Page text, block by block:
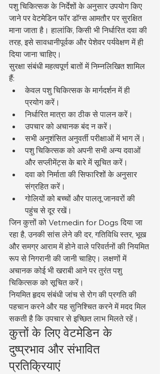
पशु चिकित्सक के निर्देशों के अनुसार उपयोग किए
जाने पर वेटमेडिन फॉर डॉग्स आमतौर पर सुरक्षित
माना जाता है। हालांकि, किसी भी निर्धारित दवा की
तरह, इसे सावधानीपूर्वक और पेशेवर पर्यवेक्षण में ही
दिया जाना चाहिए।
सुरक्षा संबंधी महत्वपूर्ण बातों में निम्नलिखित शामिल
हैं:
केवल पशु चिकित्सक के मार्गदर्शन में ही
प्रयोग करें।
निर्धारित मात्रा का ठीक से पालन करें।
उपचार को अचानक बंद न करें।
सभी अनुशंसित अनुवर्ती परीक्षाओं में भाग लें।
पशु चिकित्सक को अपनी सभी अन्य दवाओं
और सप्लीमेंट्स के बारे में सूचित करें।
दवा को निर्माता की सिफारिशों के अनुसार
संग्रहित करें।
गोलियों को बच्चों और पालतू जानवरों की
पहुंच से दूर रखें।
जिन कुत्तों को Vetmedin for Dogs दिया जा
रहा है, उनकी सांस लेने की दर, गतिविधि स्तर, भूख
और समग्र आराम में होने वाले परिवर्तनों की नियमित
रूप से निगरानी की जानी चाहिए। लक्षणों में
अचानक कोई भी खराबी आने पर तुरंत पशु
चिकित्सक को सूचित करें।
नियमित हृदय संबंधी जांच से रोग की प्रगति की
पहचान करने और यह सुनिश्चित करने में मदद मिल
सकती है कि उपचार से इच्छित लाभ मिलते रहें।
कुत्तों के लिए वेटमेडिन के
दुष्प्रभाव और संभावित
प्रतिक्रियाएं